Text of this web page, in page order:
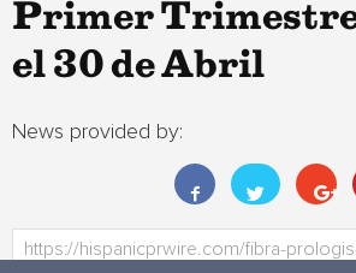
Primer Trimestre
el 30 de Abril
News provided by: